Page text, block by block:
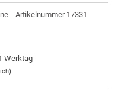
Artikelnummer 17331
Werktag